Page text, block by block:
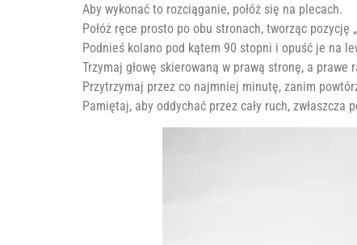
Aby wykonać to rozciąganie, połóż się na plecach.
Połóż ręce prosto po obu stronach, tworząc pozycję
Podnieś kolano pod kątem 90 stopni i opuść je na
Trzymaj głowę skierowaną w prawą stronę, a
Przytrzymaj przez co najmniej minutę, zanim
Pamiętaj, aby oddychać przez cały ruch, zwłaszcza